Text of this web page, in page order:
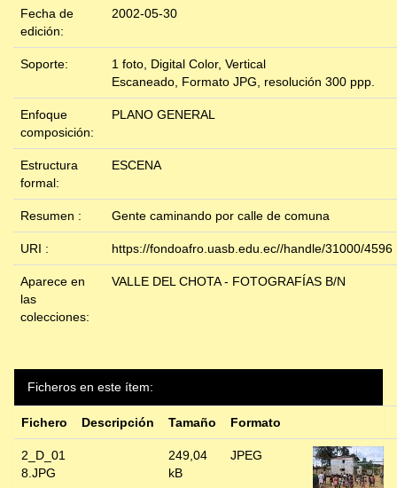
Fecha de
edición:
2002-05-30
Soporte:
1 foto, Digital Color, Vertical
Escaneado, Formato JPG, resolución 300 ppp.
Enfoque
composición:
PLANO GENERAL
Estructura
formal:
ESCENA
Resumen : Gente caminando por calle de comuna
URI : https://fondoafro.uasb.edu.ec//handle/31000/4596
Aparece en
las
colecciones:
VALLE DEL CHOTA - FOTOGRAFÍAS B/N
Ficheros en este ítem:
Fichero Descripción Tamaño Formato
2_D_01
8.JPG
249,04
kB
JPEG